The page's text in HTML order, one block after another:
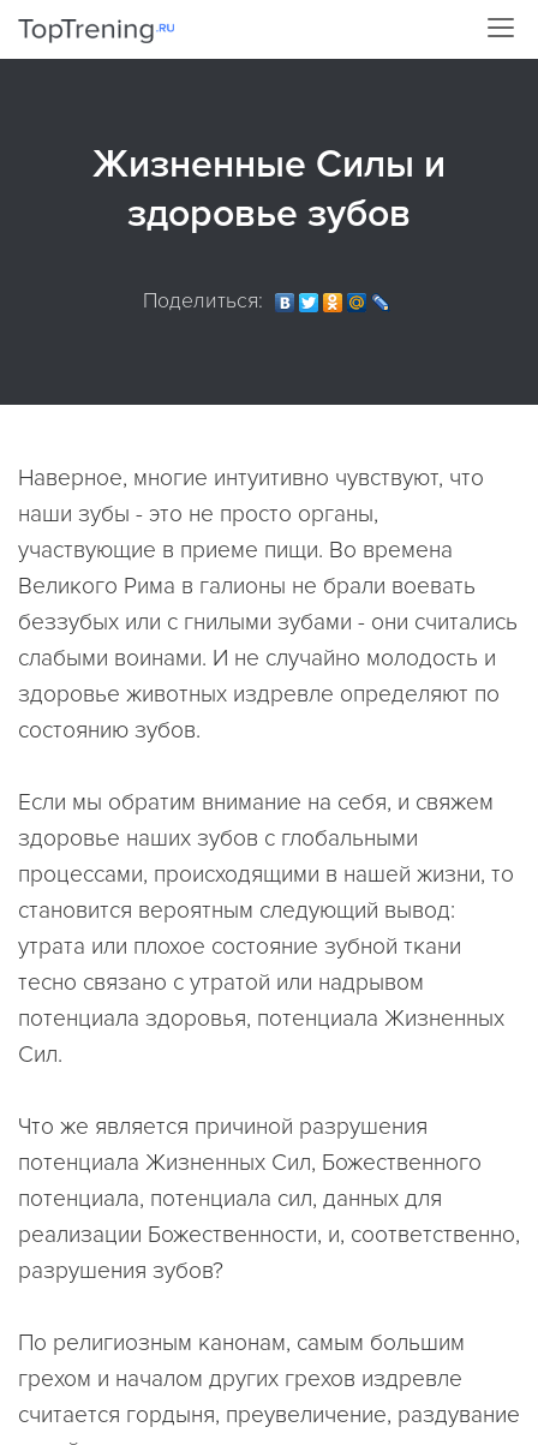
Жизненные Силы и
здоровье зубов
Поделиться:
Наверное, многие интуитивно чувствуют, что
наши зубы - это не просто органы,
участвующие в приеме пищи. Во времена
Великого Рима в галионы не брали воевать
беззубых или с гнилыми зубами - они считались
слабыми воинами. И не случайно молодость и
здоровье животных издревле определяют по
состоянию зубов.
Если мы обратим внимание на себя, и свяжем
здоровье наших зубов с глобальными
процессами, происходящими в нашей жизни, то
становится вероятным следующий вывод:
утрата или плохое состояние зубной ткани
тесно связано с утратой или надрывом
потенциала здоровья, потенциала Жизненных
Сил.
Что же является причиной разрушения
потенциала Жизненных Сил, Божественного
потенциала, потенциала сил, данных для
реализации Божественности, и, соответственно,
разрушения зубов?
По религиозным канонам, самым большим
грехом и началом других грехов издревле
считается гордыня, преувеличение, раздувание